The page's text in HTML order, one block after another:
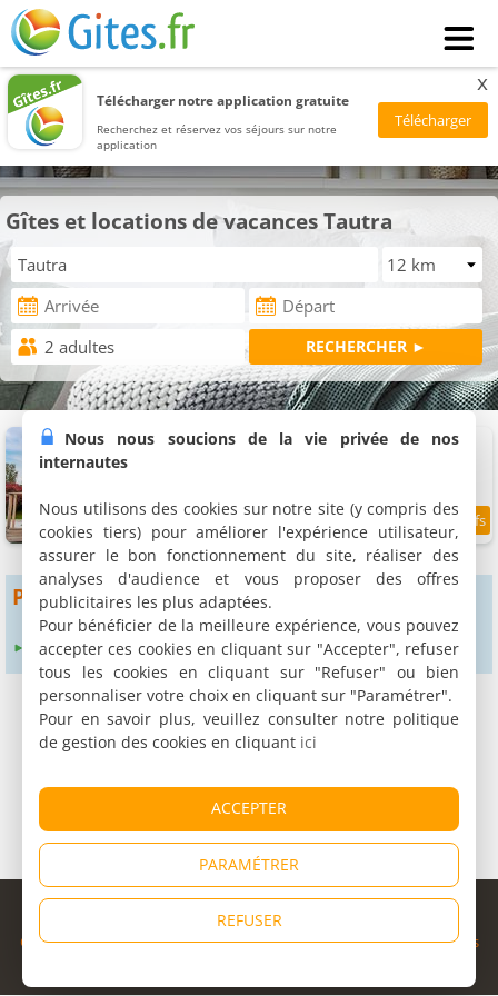
Télécharger notre application gratuite
Recherchez et réservez vos séjours sur notre
application
x
Gîtes et locations de vacances Tautra
Maison À Frosta
9.4 km 7.3/10
Pour obtenir plus de résultats
Élargir le rayon de recherche à : 24 km
© Copyright 1998 - 2026
Cybevasion|Mentions légales|Confidentialité|CGU|Informations
Nous nous soucions de la vie privée de nos
internautes
Nous utilisons des cookies sur notre site (y compris des
cookies tiers) pour améliorer l'expérience utilisateur,
assurer le bon fonctionnement du site, réaliser des
analyses d'audience et vous proposer des offres
publicitaires les plus adaptées.
Pour bénéficier de la meilleure expérience, vous pouvez
accepter ces cookies en cliquant sur "Accepter", refuser
tous les cookies en cliquant sur "Refuser" ou bien
personnaliser votre choix en cliquant sur "Paramétrer".
Pour en savoir plus, veuillez consulter notre politique
de gestion des cookies en cliquant ici
ACCEPTER
PARAMÉTRER
REFUSER